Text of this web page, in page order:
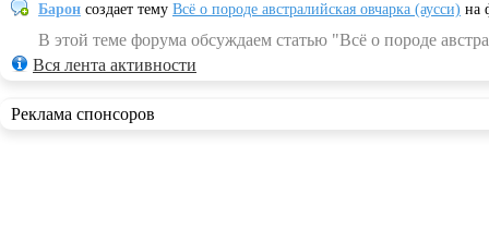
Барон создает тему Всё о породе австралийская овчарка (аусси) на
В этой теме форума обсуждаем статью "Всё о породе
Вся лента активности
Реклама спонсоров